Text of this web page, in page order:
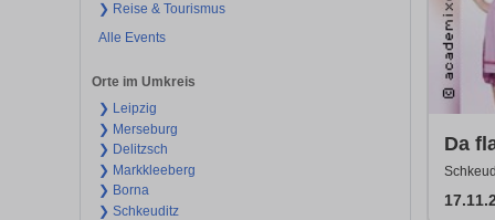
❯ Reise & Tourismus
Alle Events
Orte im Umkreis
❯ Leipzig
❯ Merseburg
❯ Delitzsch
❯ Markkleeberg
❯ Borna
❯ Schkeuditz
Da